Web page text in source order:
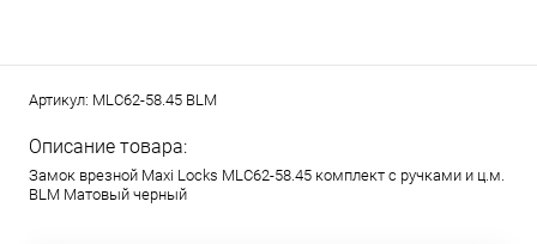
Артикул: MLC62-58.45 BLM
Описание товара:
Замок врезной Maxi Locks MLC62-58.45 комплект с ручками и ц.м.
BLM Матовый черный